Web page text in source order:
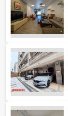
格局
不拘
2房
4房